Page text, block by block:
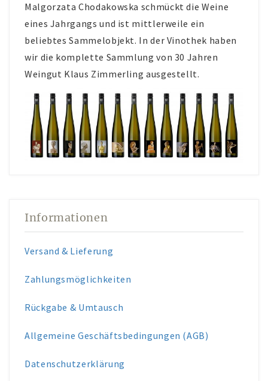
Malgorzata Chodakowska schmückt die Weine
eines Jahrgangs und ist mittlerweile ein
beliebtes Sammelobjekt. In der Vinothek haben
wir die komplette Sammlung von 30 Jahren
Weingut Klaus Zimmerling ausgestellt.
Informationen
Versand & Lieferung
Zahlungsmöglichkeiten
Rückgabe & Umtausch
Allgemeine Geschäftsbedingungen (AGB)
Datenschutzerklärung